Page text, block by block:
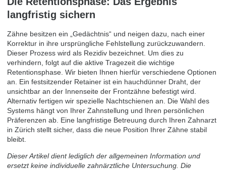
langfristig sichern
Zähne besitzen ein „Gedächtnis“ und neigen dazu, nach einer
Korrektur in ihre ursprüngliche Fehlstellung zurückzuwandern.
Dieser Prozess wird als Rezidiv bezeichnet. Um dies zu
verhindern, folgt auf die aktive Tragezeit die wichtige
Retentionsphase. Wir bieten Ihnen hierfür verschiedene Optionen
an. Ein festsitzender Retainer ist ein hauchdünner Draht, der
unsichtbar an der Innenseite der Frontzähne befestigt wird.
Alternativ fertigen wir spezielle Nachtschienen an. Die Wahl des
Systems hängt von Ihrer Zahnstellung und Ihren persönlichen
Präferenzen ab. Eine langfristige Betreuung durch Ihren Zahnarzt
in Zürich stellt sicher, dass die neue Position Ihrer Zähne stabil
bleibt.
Dieser Artikel dient lediglich der allgemeinen Information und
ersetzt keine individuelle zahnärztliche Untersuchung. Die